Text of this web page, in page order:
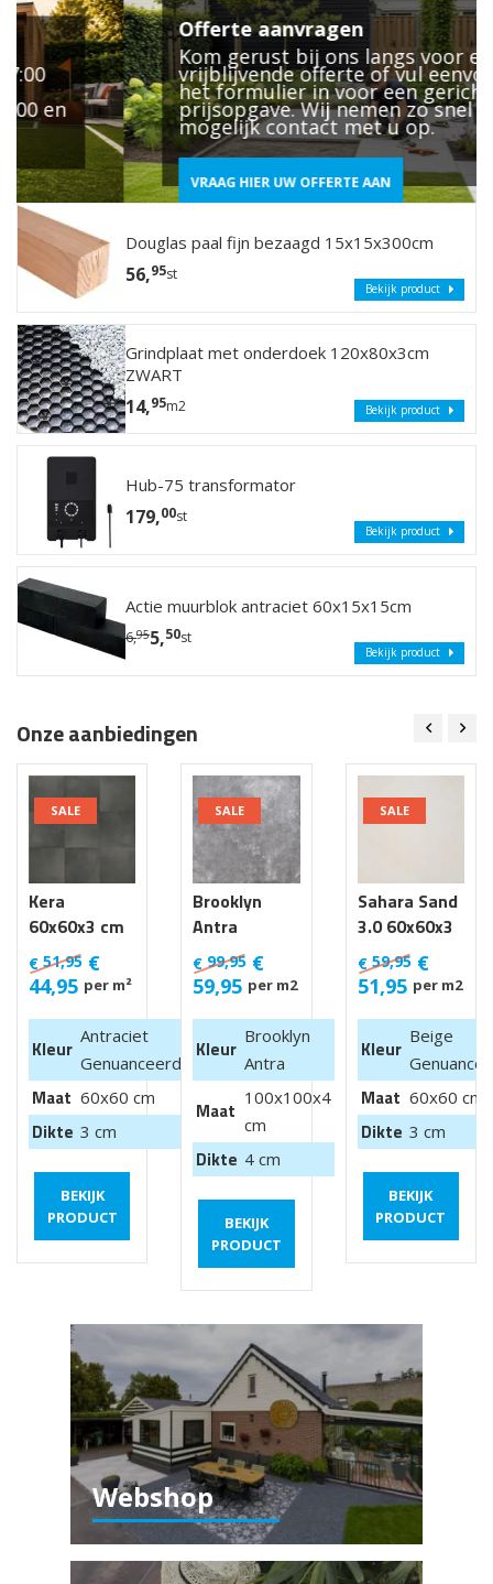
Offerte aanvragen
Kom gerust bij ons langs voor een
vrijblijvende offerte of vul eenvoudig
het formulier in voor een gerichte
prijsopgave. Wij nemen zo snel
mogelijk contact met u op.
VRAAG HIER UW OFFERTE AAN
Douglas paal fijn bezaagd 15x15x300cm
56,95st
Bekijk product
Grindplaat met onderdoek 120x80x3cm
ZWART
14,95m2 Bekijk product
Hub-75 transformator
179,00st
Bekijk product
Actie muurblok antraciet 60x15x15cm
6,955,50st
Bekijk product
Onze aanbiedingen
Kera
60x60x3 cm
Luik
€ 51,95 €
44,95 per m²
SALE
Kleur
Antraciet
Genuanceerd
Maat 60x60 cm
Dikte 3 cm
BEKIJK
PRODUCT
Brooklyn
Antra
100x100x4
cm van €
99,95 m2
€ 99,95 €
59,95 per m2
SALE
Kleur
Brooklyn
Antra
Maat
100x100x4
cm
Dikte 4 cm
BEKIJK
PRODUCT
Sahara Sand
3.0 60x60x3
cm
€59,95 €
51,95 per m2
SALE
Kleur
Beige
Maat 60x60 cm
Dikte 3 cm
BEKIJK
PRODUCT
Webshop